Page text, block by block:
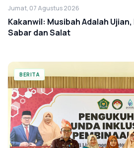
Jumat, 07 Agustus 2026
Kakanwil: Musibah Adalah
Sabar dan Salat
BERITA